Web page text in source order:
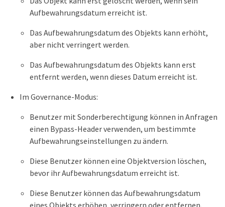
Aufbewahrungsdatum erreicht ist.
Das Aufbewahrungsdatum des Objekts kann erhöht,
aber nicht verringert werden.
Das Aufbewahrungsdatum des Objekts kann erst
entfernt werden, wenn dieses Datum erreicht ist.
Im Governance-Modus:
Benutzer mit Sonderberechtigung können in Anfragen
einen Bypass-Header verwenden, um bestimmte
Aufbewahrungseinstellungen zu ändern.
Diese Benutzer können eine Objektversion löschen,
bevor ihr Aufbewahrungsdatum erreicht ist.
Diese Benutzer können das Aufbewahrungsdatum
eines Objekts erhöhen, verringern oder entfernen.